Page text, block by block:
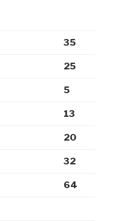
35
25
5
13
20
32
64